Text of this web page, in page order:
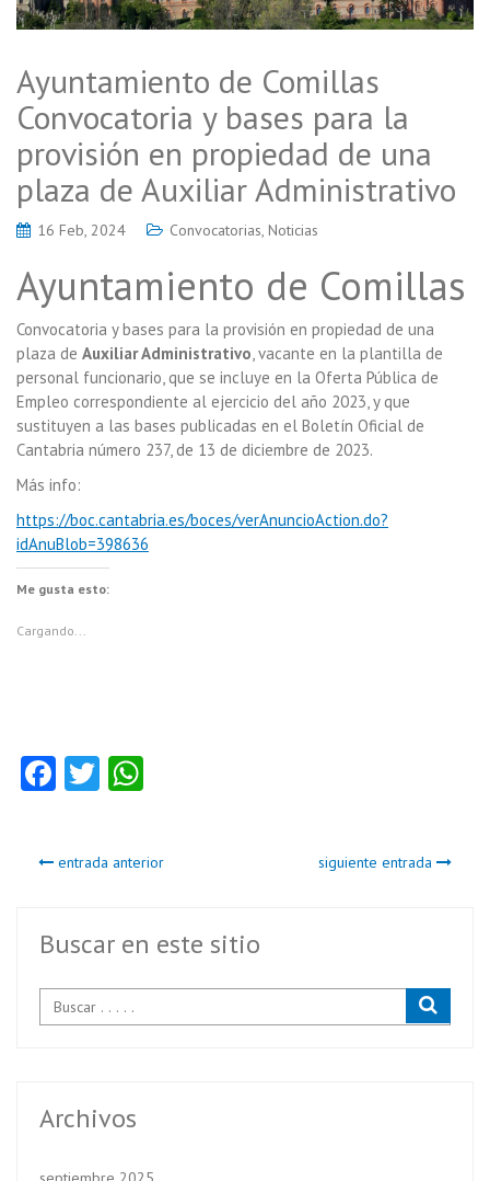
Ayuntamiento de Comillas
Convocatoria y bases para la
provisión en propiedad de una
plaza de Auxiliar Administrativo
16 Feb, 2024 Convocatorias, Noticias
Ayuntamiento de Comillas
Convocatoria y bases para la provisión en propiedad de una
plaza de Auxiliar Administrativo, vacante en la plantilla de
personal funcionario, que se incluye en la Oferta Pública de
Empleo correspondiente al ejercicio del año 2023, y que
sustituyen a las bases publicadas en el Boletín Oficial de
Cantabria número 237, de 13 de diciembre de 2023.
Más info:
https://boc.cantabria.es/boces/verAnuncioAction.do?
idAnuBlob=398636
Me gusta esto:
Cargando...
Fa
o
k
T
er A
p
entrada anterior siguiente entrada
Buscar en este sitio
Archivos